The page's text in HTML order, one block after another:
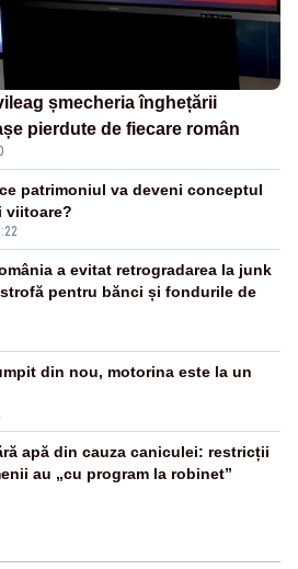
șmecheria înghețării
pierdute de fiecare român
patrimoniul va deveni conceptul
viitoare?
a evitat retrogradarea la junk
pentru bănci și fondurile de
din nou, motorina este la un
apă din cauza caniculei: restricții
au „cu program la robinet”